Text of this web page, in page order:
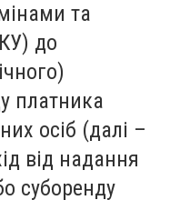
та
до
платника
осіб (далі –
від надання
суборенду